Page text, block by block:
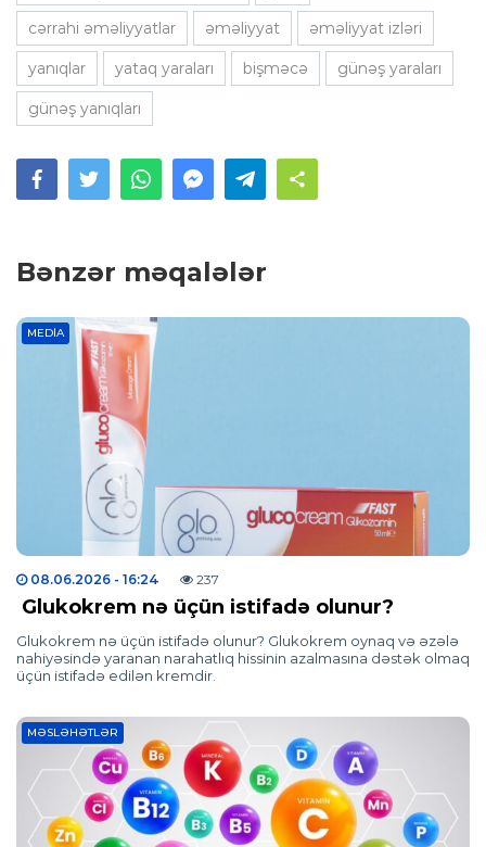
cərrahi əməliyyatlar əməliyyat əməliyyat izləri
yanıqlar yataq yaraları bişməcə günəş yaraları
günəş yanıqları
Bənzər məqalələr
MEDIA
08.06.2026 - 16:24 237
Glukokrem nə üçün istifadə olunur?
Glukokrem nə üçün istifadə olunur? Glukokrem oynaq və əzələ
nahiyəsində yaranan narahatlıq hissinin azalmasına dəstək olmaq
üçün istifadə edilən kremdir.
MƏSLƏHƏTLƏR